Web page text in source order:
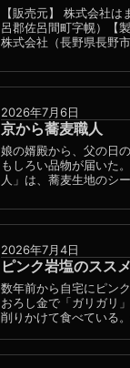
【販売元】 株式会社は
呂郡佐呂間町字幌）【
株式会社（長野県長野
2026年7月6日
京から蕎麦職人
娘の婿殿から、父の日
もしろい品物が届いた
人」は、蕎麦生地のシ
2026年7月4日
ピンク岩塩のススメ
数年前から自宅にピン
おろし金で「ガリガリ
削りかけて食べている